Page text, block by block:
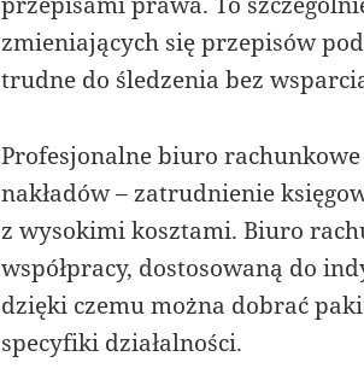
zmieniających się przepisów
trudne do śledzenia bez
Profesjonalne biuro
nakładów – zatrudnienie
z wysokimi kosztami. Biuro
współpracy, dostosowaną do
dzięki czemu można dobrać
specyfiki działalności.